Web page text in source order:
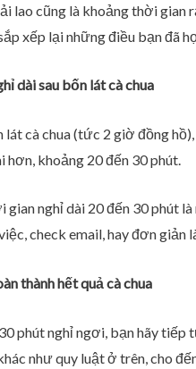
lao cũng là khoảng thời gian
xếp lại những điều bạn đã
dài sau bốn lát cà chua
lát cà chua (tức 2 giờ đồng
hơn, khoảng 20 đến 30 phút.
gian nghỉ dài 20 đến 30 phút
check email, hay đơn
thành hết quả cà chua
phút nghỉ ngơi, bạn hãy
như quy luật ở trên, cho